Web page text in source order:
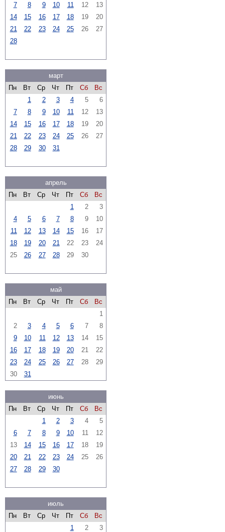
7
8 9 10 11 12
13
14
15 16 17 18 19
20
21
22 23 24 25 26
27
28
март
Пн
Вт Ср Чт Пт Сб
Вс
1
2 3 4 5
6
7
8 9 10 11 12
13
14
15 16 17 18 19
20
21
22 23 24 25 26
27
28
29 30 31
апрель
Пн
Вт Ср Чт Пт Сб
Вс
1
2
3
4
5 6 7 8 9
10
11
12 13 14 15 16
17
18
19 20 21 22 23
24
25
26 27 28 29 30
май
Пн
Вт Ср Чт Пт Сб
Вс
1
2
3 4 5 6 7
8
9
10 11 12 13 14
15
16
17 18 19 20 21
22
23
24 25 26 27 28
29
30
31
июнь
Пн
Вт Ср Чт Пт Сб
Вс
1
2 3 4
5
6
7 8 9 10 11
12
13
14 15 16 17 18
19
20
21 22 23 24 25
26
27
28 29 30
июль
Пн
Вт Ср Чт Пт Сб
Вс
1
2
3